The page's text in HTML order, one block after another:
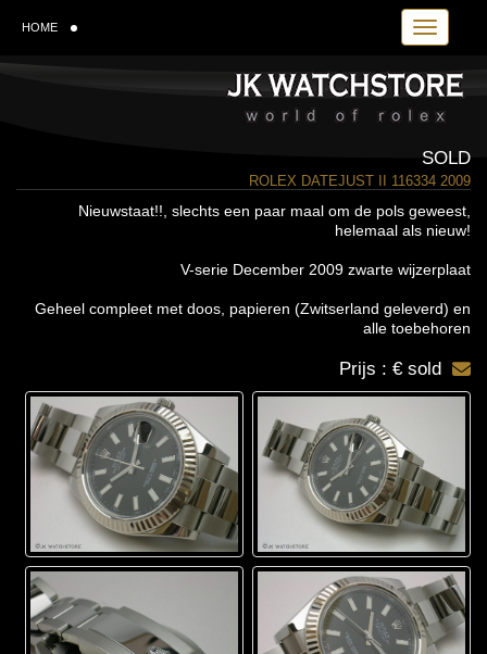
Toggle
HOME
SOLD
ROLEX DATEJUST II 116334 2009
Nieuwstaat!!, slechts een paar maal om de pols geweest,
helemaal als nieuw!
V-serie December 2009 zwarte wijzerplaat
Geheel compleet met doos, papieren (Zwitserland geleverd) en
alle toebehoren
Prijs : € sold